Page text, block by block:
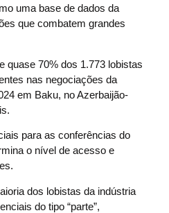
uma base de dados da
que combatem grandes
quase 70% dos 1.773 lobistas
nas negociações da
em Baku, no Azerbaijão-
para as conferências do
o nível de acesso e
dos lobistas da indústria
do tipo “parte”,